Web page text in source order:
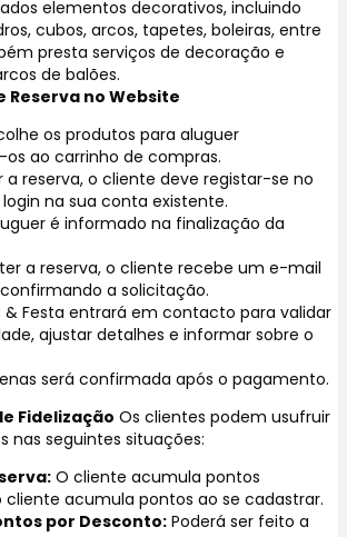
elementos decorativos, incluindo
cubos, arcos, tapetes, boleiras, entre
presta serviços de decoração e
de balões.
Reserva no Website
os produtos para aluguer
ao carrinho de compras.
a reserva, o cliente deve registar-se no
na sua conta existente.
é informado na finalização da
a reserva, o cliente recebe um e-mail
a solicitação.
& Festa entrará em contacto para validar
ajustar detalhes e informar sobre o
será confirmada após o pagamento.
Fidelização Os clientes podem usufruir
nas seguintes situações:
O cliente acumula pontos
cliente acumula pontos ao se cadastrar.
por Desconto: Poderá ser feito a